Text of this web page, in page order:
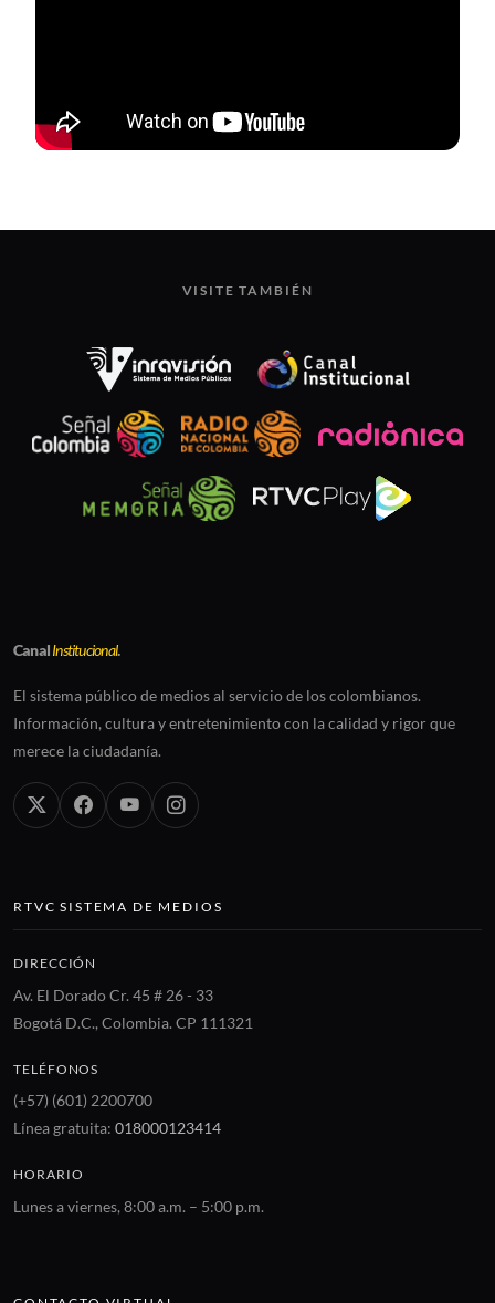
VISITE TAMBIÉN
CanalInstitucional.
El sistema público de medios al servicio de los colombianos.
Información, cultura y entretenimiento con la calidad y rigor que
merece la ciudadanía.
RTVC SISTEMA DE MEDIOS
DIRECCIÓN
Av. El Dorado Cr. 45 # 26 - 33
Bogotá D.C., Colombia. CP 111321
TELÉFONOS
(+57) (601) 2200700
Línea gratuita: 018000123414
HORARIO
Lunes a viernes, 8:00 a.m. – 5:00 p.m.